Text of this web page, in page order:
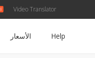
Video Translator
الأسعار Help